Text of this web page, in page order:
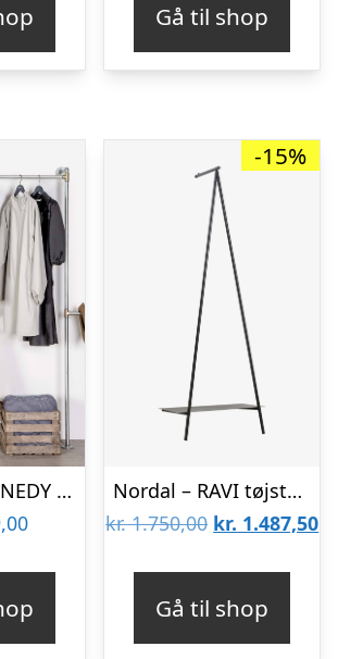
Gå til shop
Tøjstativ KENNEDY sølv med messing
-15%
Nordal – RAVI tøjstativ – sort
kr.1.750,00 Den
kr. 1.487,50
Gå til shop